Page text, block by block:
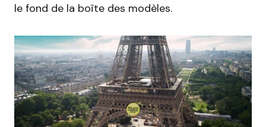
le fond de la boîte des modèles.